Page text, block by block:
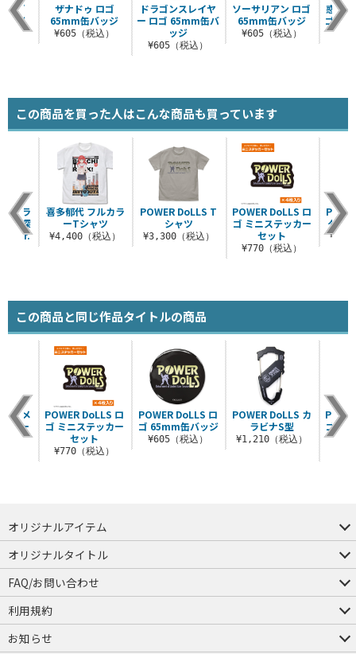
ドラゴンスレイヤ
ー ロゴ 65mm缶バ
ッジ
¥605（税込）
ソーサリアン ロゴ
65mm缶バッジ
¥605（税込）
惑星
ゴ
ロゴ
ッジ
ザナドゥ ロゴ
65mm缶バッジ
¥605（税込）
この商品を買った人はこんな商品も買っています
POWER DoLLS T
シャツ
¥3,300（税込）
POWER DoLLS ロ
ゴ ミニステッカー
セット
¥770（税込）
タル
ドラ
悲深
Ver.
喜多郁代 フルカラ
ーTシャツ
¥4,400（税込）
この商品と同じ作品タイトルの商品
POWER DoLLS ロ
ゴ 65mm缶バッジ
¥605（税込）
POWER DoLLS カ
ラビナS型
¥1,210（税込）
ゴ ア
キ
メ
ダー
込）
POWER DoLLS ロ
ゴ ミニステッカー
セット
¥770（税込）
オリジナルアイテム
つままれ
つかまれ
ピョコッテ
オリジナルタイトル
アイテムヤ
ミスカトニック大學購買部
FAQ/お問い合わせ
FAQ
お問い合わせ
利用規約
会員規約・ポイント規約
特定商取引法に関する表示
プライバシーポリシー
お知らせ